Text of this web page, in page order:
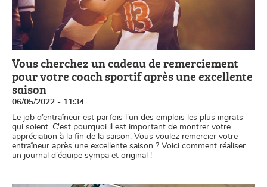
Vous cherchez un cadeau de remerciement
pour votre coach sportif après une excellente
saison
06/05/2022 - 11:34
Le job d’entraîneur est parfois l'un des emplois les plus ingrats
qui soient. C'est pourquoi il est important de montrer votre
appréciation à la fin de la saison. Vous voulez remercier votre
entraîneur après une excellente saison ? Voici comment réaliser
un journal d'équipe sympa et original !